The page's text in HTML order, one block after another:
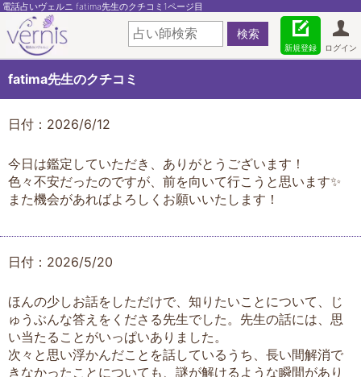
電話占いヴェルニ fatima先生のクチコミ1ページ目
ログイン
新規登録
fatima先生のクチコミ
日付：2026/6/12
今日は鑑定していただき、ありがとうございます！
色々不安だったのですが、前を向いて行こうと思います✨
また機会があればよろしくお願いいたします！
日付：2026/5/20
ほんの少しお話をしただけで、知りたいことについて、じ
ゅうぶんな答えをくださる先生でした。先生の話には、思
い当たることがいっぱいありました。
次々と思い浮かんだことを話しているうち、長い間解消で
きなかったことについても、謎が解けるような瞬間があり